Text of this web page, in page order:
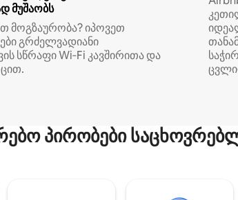
მუშაობს
მოგზაურობა? იპოვეთ
გრძელვადიანი
სწრაფი Wi‑Fi კავშირითა და
პირობები